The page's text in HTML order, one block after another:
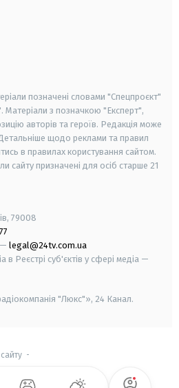
позначені словами "Спецпроєкт"
Матеріали з позначкою "Експерт",
авторів та героїв. Редакція може
Детальніше щодо реклами та правил
в правилах користування сайтом.
сайту призначені для осіб старше 21
79008
legal@24tv.com.ua
в Реєстрі суб'єктів у сфері медіа —
"Люкс"», 24 Канал.
-